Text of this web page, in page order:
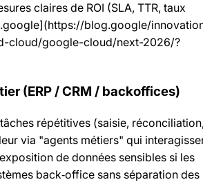
claires de ROI (SLA, TTR, taux
blog.google/
cloud/google-cloud/next-2026/?
(ERP / CRM / backoffices)
répétitives (saisie,
via "agents métiers" qui
de données sensibles si les
back‑office sans séparation des